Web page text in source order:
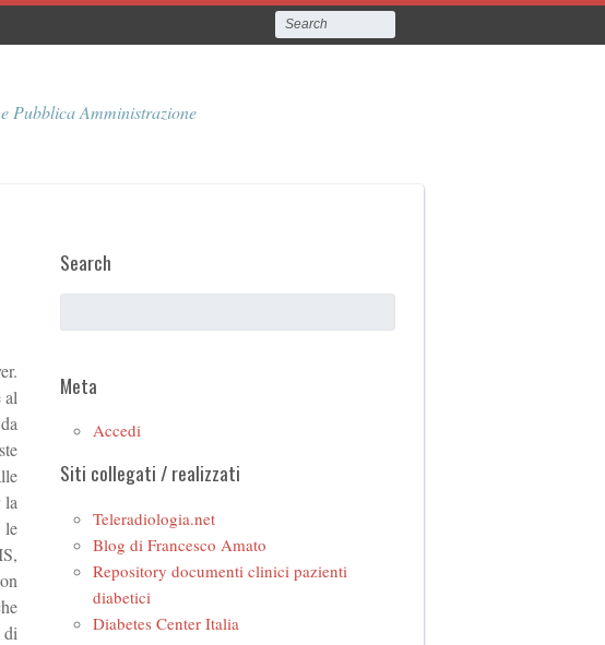
Pubblica Amministrazione
al
la
di
Search
Meta
Accedi
Siti collegati / realizzati
Teleradiologia.net
Blog di Francesco Amato
Repository documenti clinici pazienti
diabetici
Diabetes Center Italia